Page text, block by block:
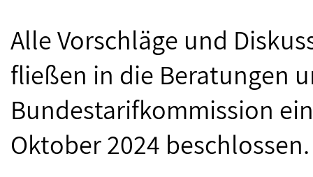
Alle Vorschläge und
fließen in die Beratungen
Bundestarifkommission
Oktober 2024 beschlossen.